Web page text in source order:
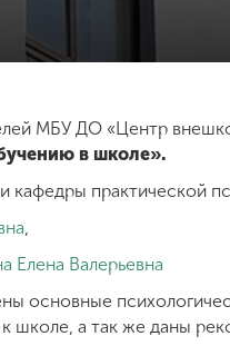
МБУ ДО «Центр
в школе».
кафедры практической
,
Елена Валерьевна
основные
школе, а так же даны